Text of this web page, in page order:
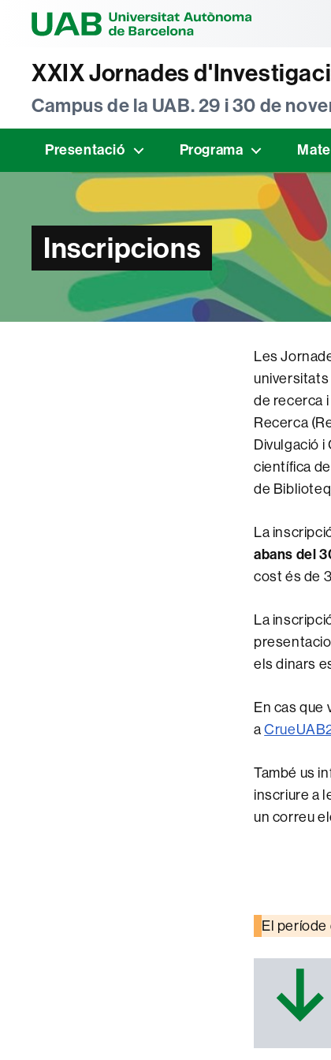
XXIX Jornades
Campus de la UAB. 29 i 30 de
Presentació Programa
Inscripcions
Les
de recerca
Recerca
Divulgació i
científica
de
La
abans del
cost és de
La
els dinars
En cas que
a
També us
inscriure a
un correu
El període
↓